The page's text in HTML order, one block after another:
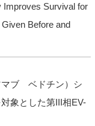
Improves Survival for
Before and
マブ ベドチン）シ
象とした第III相EV-